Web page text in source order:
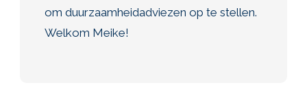
om duurzaamheidadviezen op te stellen.
Welkom Meike!